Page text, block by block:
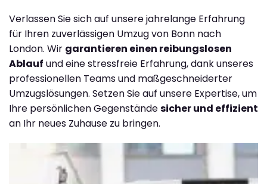
Verlassen Sie sich auf unsere jahrelange Erfahrung
für Ihren zuverlässigen Umzug von Bonn nach
London. Wir garantieren einen reibungslosen
Ablauf und eine stressfreie Erfahrung, dank unseres
professionellen Teams und maßgeschneiderter
Umzugslösungen. Setzen Sie auf unsere Expertise, um
Ihre persönlichen Gegenständesicher und effizient
an Ihr neues Zuhause zu bringen.